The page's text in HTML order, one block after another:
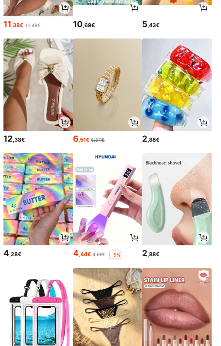
11,38€ 11,49€ 10,69€ 5,43€
12,38€ 6,51€ 6,57€ 2,88€
4,28€ 4,44€ 4,69€ -5% 2,88€